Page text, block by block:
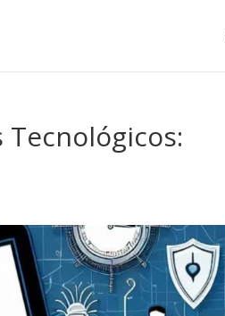
Tecnológicos: